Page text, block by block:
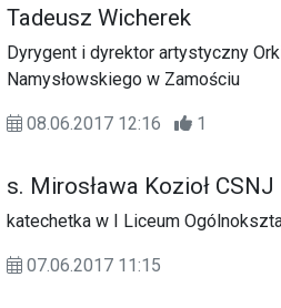
Tadeusz Wicherek
Dyrygent i dyrektor artystyczny
Namysłowskiego w Zamościu
08.06.2017 12:16 1
s. Mirosława Kozioł CSNJ
katechetka w I Liceum
07.06.2017 11:15